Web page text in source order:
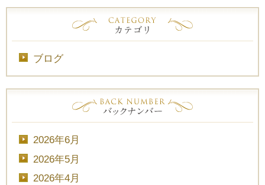
ブログ
2026年6月
2026年5月
2026年4月